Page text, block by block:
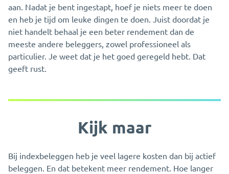
aan. Nadat je bent ingestapt, hoef je niets meer te doen
en heb je tijd om leuke dingen te doen. Juist doordat je
niet handelt behaal je een beter rendement dan de
meeste andere beleggers, zowel professioneel als
particulier. Je weet dat je het goed geregeld hebt. Dat
geeft rust.
Kijk maar
Bij indexbeleggen heb je veel lagere kosten dan bij actief
beleggen. En dat betekent meer rendement. Hoe langer